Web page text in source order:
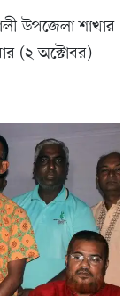
উপজেলা শাখার
(২ অক্টোবর)